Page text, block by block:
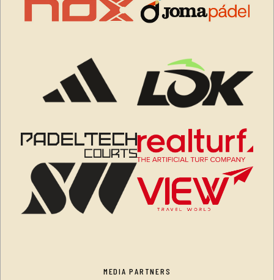
MEDIA PARTNERS